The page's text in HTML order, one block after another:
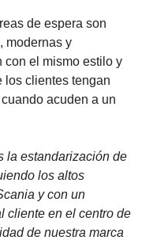
de espera son
modernas y
con el mismo estilo y
los clientes tengan
acuden a un
la estandarización de
los altos
y con un
cliente en el centro de
de nuestra marca